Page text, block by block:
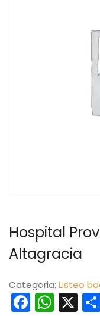
Hospital
Altagracia
Categoria: Listeo
X